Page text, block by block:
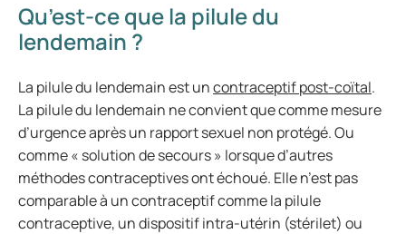
Qu’est-ce que la pilule du
lendemain ?
La pilule du lendemain est uncontraceptif post-coïtal.
La pilule du lendemain ne convient que comme mesure
d’urgence après un rapport sexuel non protégé. Ou
comme « solution de secours » lorsque d’autres
méthodes contraceptives ont échoué. Elle n’est pas
comparable à un contraceptif comme la pilule
contraceptive, un dispositif intra-utérin (stérilet) ou